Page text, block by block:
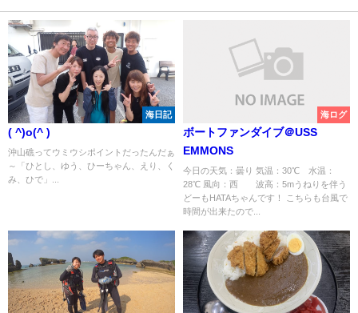
海日記
( ^)o(^ )
沖山礁ってウミウシポイントだったんだぁ
～「ひとし、ゆう、ひーちゃん、えり、く
み、ひで」...
海ログ
ボートファンダイブ＠USS
EMMONS
今日の天気：曇り 気温：30℃ 水温：
28℃ 風向：西 波高：5mうねりを伴う
どーもHATAちゃんです！ こちらも台風で
時間が出来たので...